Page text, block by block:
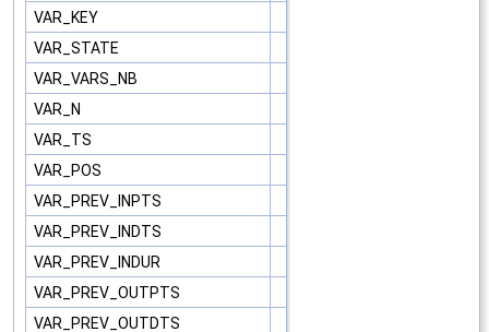
VAR_KEY
VAR_STATE
VAR_VARS_NB
VAR_N
VAR_TS
VAR_POS
VAR_PREV_INPTS
VAR_PREV_INDTS
VAR_PREV_INDUR
VAR_PREV_OUTPTS
VAR_PREV_OUTDTS